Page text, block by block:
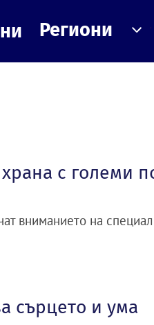
Региони
с големи
вниманието на
сърцето и ума